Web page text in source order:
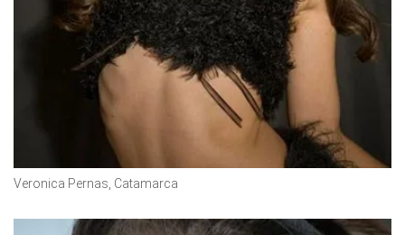
Veronica Pernas, Catamarca